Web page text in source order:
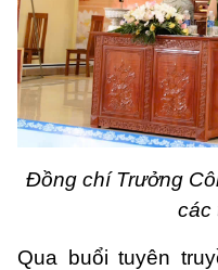
Đồng chí Trưởng
các
Qua buổi tuyên